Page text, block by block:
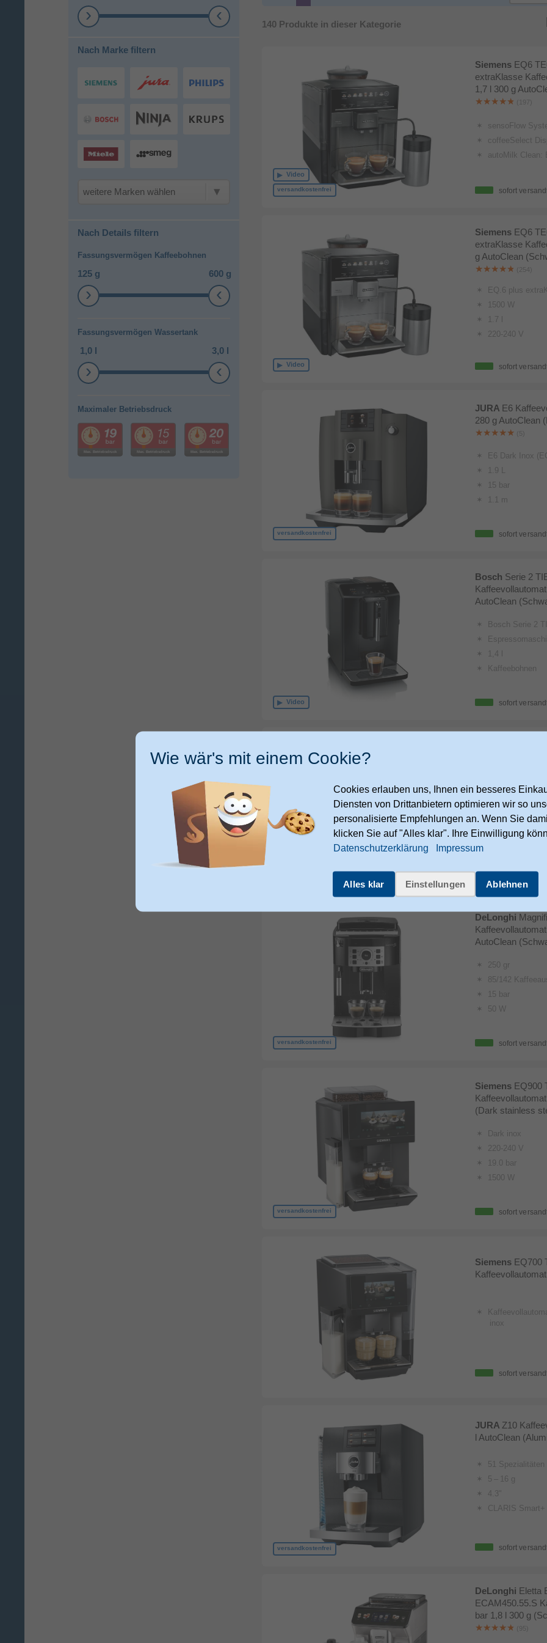
Nach Marke filtern
weitere Marken wählen
Nach Details filtern
Fassungsvermögen Kaffeebohnen
125 g 600 g
Fassungsvermögen Wassertank
1,0 l 3,0 l
Maximaler Betriebsdruck
140Produkte in dieser Kategorie
versandkostenfrei
Video
Siemens EQ6
extraKlasse
1,7 l 300 g
(197)
sensoFlow System: Maximales Aroma
coffeeSelect Display: Durch leichtes Berühren der Sensorfelder
autoMilk Clean: Eine vollautomatische Dampf-Reinigung nach
sofort
Video
Siemens EQ6
extraKlasse
g AutoClean
(254)
EQ.6 plus
1500 W
1.7 l
220-240 V
sofort
versandkostenfrei
JURA E6
280 g AutoClean
(5)
E6 Dark Inox
1.9 L
15 bar
1.1 m
sofort
Video
Bosch Serie 2
AutoClean
Bosch Serie 2
Kaffeebohnen
sofort
Ninja
2 l
Kaffeebohnen
Rückstand
versandkostenfrei
DeLonghi
AutoClean
250 gr
85/142
15 bar
50 W
sofort
versandkostenfrei
Siemens EQ900
(Dark stainless
Dark inox
220-240 V
19.0 bar
1500 W
sofort
Siemens EQ700
inox
sofort
versandkostenfrei
JURA Z10
l AutoClean
51 Spezialitäten
5 – 16 g
4.3"
CLARIS Smart+
sofort
DeLonghi Eletta
ECAM450.55.S
bar 1,8 l 300 g
(95)
Wie wär's mit einem Cookie?
Cookies erlauben uns, Ihnen ein besseres
Diensten von Drittanbietern optimieren wir so
personalisierte Empfehlungen an. Wenn Sie
klicken Sie auf "Alles klar". Ihre Einwilligung
Datenschutzerklärung
Impressum
Alles klar Einstellungen Ablehnen